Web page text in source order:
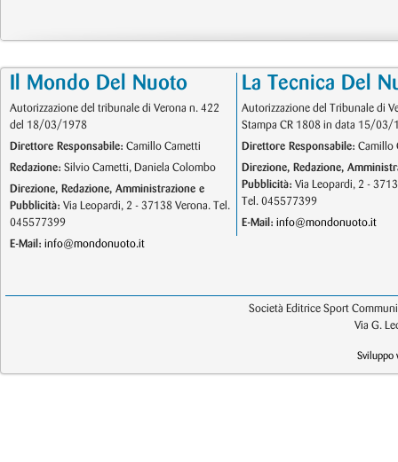
Il Mondo Del Nuoto
Autorizzazione del tribunale di Verona n. 422
del 18/03/1978
Direttore Responsabile: Camillo Cametti
Redazione: Silvio Cametti, Daniela Colombo
Direzione, Redazione, Amministrazione e
Pubblicità: Via Leopardi, 2 - 37138 Verona. Tel.
045577399
E-Mail: info@mondonuoto.it
La Tecnica Del
Autorizzazione del Tribunale di
Stampa CR 1808 in data 15/03/
Direttore Responsabile: Camillo
Direzione, Redazione,
Pubblicità: Via Leopardi, 2 -
Tel. 045577399
E-Mail: info@mondonuoto.it
Società Editrice Sport
Via G.
Sviluppo